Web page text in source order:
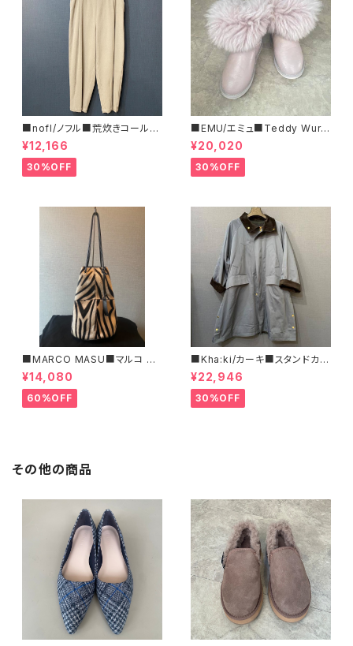
■nofl/ノフル■荒炊きコール天
テーパードパンツ■ゆるっとバ
ルーンシルエット
¥12,166
30%OFF
■EMU/エミュ■Teddy Wurr
en■撥水サイドジッパーブーツ
¥20,020
30%OFF
■MARCO MASU■マルコ マ
ージ■ハラコ・ゼブラ柄巾着BA
G■程よいサイズで可愛い
¥14,080
60%OFF
■Kha:ki/カーキ■スタンドカラ
ー・コート■
¥22,946
30%OFF
その他の商品